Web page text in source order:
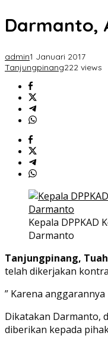
Darmanto,
admin1 Januari 2017
Tanjungpinang222 views
Kepala DPPKAD
Darmanto
Tanjungpinang,
telah dikerjakan
” Karena
Dikatakan Darmanto,
diberikan kepada